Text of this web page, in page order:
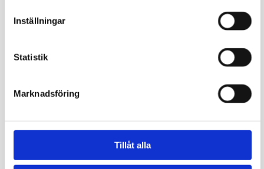
Inställningar
Statistik
Marknadsföring
Tillåt alla